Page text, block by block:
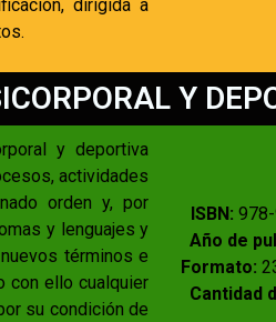
dirigida a
Y
y deportiva
actividades
orden y, por
y lenguajes y
términos e
con ello cualquier
su condición de
ISBN:
Año de
Formato:
Cantidad